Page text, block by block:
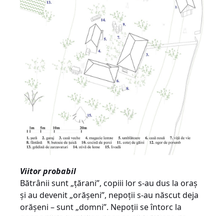
Viitor probabil
Bătrânii sunt „ţărani”, copiii lor s-au dus la oraş
şi au devenit „orăşeni”, nepoţii s-au născut deja
orăşeni – sunt „domni”. Nepoţii se întorc la